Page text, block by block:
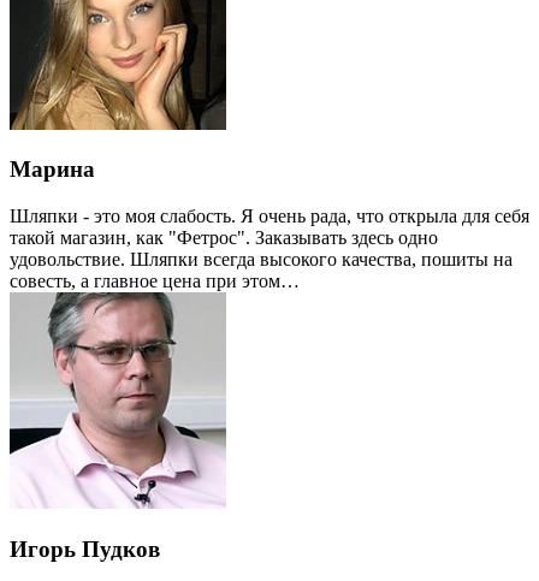
Марина
Шляпки - это моя слабость. Я очень рада, что открыла для себя
такой магазин, как "Фетрос". Заказывать здесь одно
удовольствие. Шляпки всегда высокого качества, пошиты на
совесть, а главное цена при этом…
Игорь Пудков